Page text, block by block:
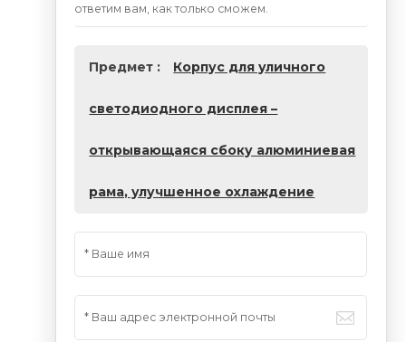
ответим вам, как только сможем.
Предмет : Корпус для уличного
светодиодного дисплея –
открывающаяся сбоку алюминиевая
рама, улучшенное охлаждение